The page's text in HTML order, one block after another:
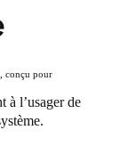
conçu pour
à l’usager de